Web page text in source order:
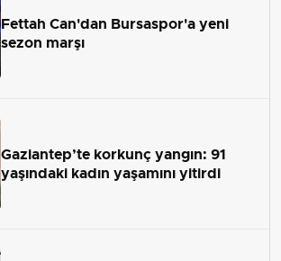
Fettah Can'dan Bursaspor'a yeni
sezon marşı
Gaziantep’te korkunç yangın: 91
yaşındaki kadın yaşamını yitirdi